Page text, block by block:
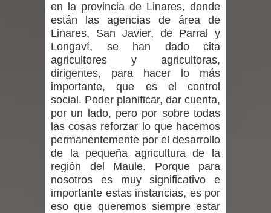
de Chile analizan el creciente interés
por las culturas japonesa y coreana
Renuncia del seremi Minvu en el
Maule golpea al Gobierno en medio de
denuncias por viviendas sociales en
Talca
Diputado Jorge Guzmán rechaza
proyecto de interconexión eléctrica
en la provincia de Linares, donde
están las agencias de área de
Linares, San Javier, de Parral y
Longaví, se han dado cita
agricultores y agricultoras,
dirigentes, para hacer lo más
importante, que es el control
social. Poder planificar, dar cuenta,
por un lado, pero por sobre todas
las cosas reforzar lo que hacemos
permanentemente por el desarrollo
de la pequeña agricultura de la
región del Maule. Porque para
nosotros es muy significativo e
importante estas instancias, es por
eso que queremos siempre estar